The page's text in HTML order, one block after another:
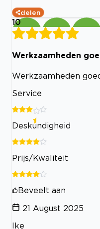
delen
10
Werkzaamheden
Werkzaamheden
Service
Deskundigheid
Prijs/Kwaliteit
Beveelt aan
21 August 2025
Ike